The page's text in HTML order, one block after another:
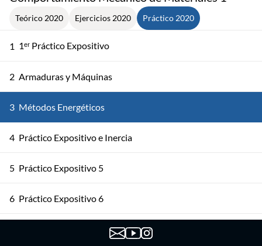
Teórico 2020 Ejercicios 2020 Práctico 2020
1 1ᵉʳ Práctico Expositivo
2 Armaduras y Máquinas
3 Métodos Energéticos
4 Práctico Expositivo e Inercia
5 Práctico Expositivo 5
6 Práctico Expositivo 6